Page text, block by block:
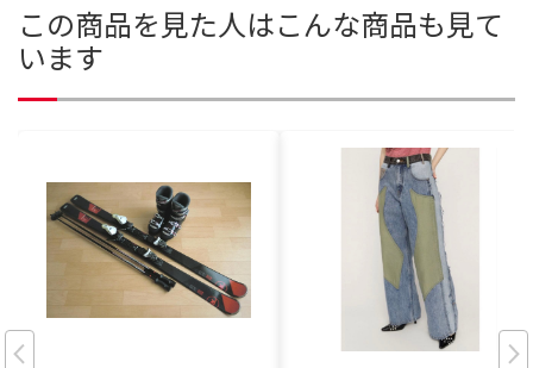
この商品を見た人はこんな商品も見て
います